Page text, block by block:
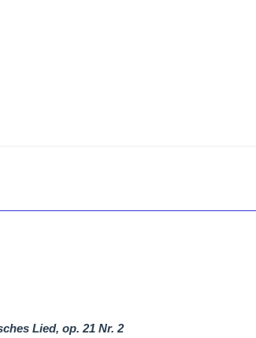
Lied, op. 21 Nr. 2